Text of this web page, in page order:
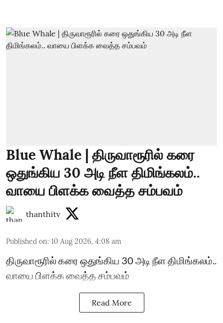
Blue Whale | திருவாரூரில் கரை
ஒதுங்கிய 30 அடி நீள திமிங்கலம்..
வாயை பிளக்க வைத்த சம்பவம்
thanthitv
Published on: 10 Aug 2026, 4:08 am
திருவாரூரில் கரை ஒதுங்கிய 30 அடி நீள திமிங்கலம்..
வாயை பிளக்க வைத்த சம்பவம்
Read More